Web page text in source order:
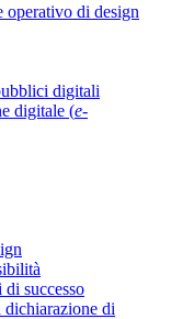
operativo di design
digitali
digitale (e-
successo
dichiarazione di